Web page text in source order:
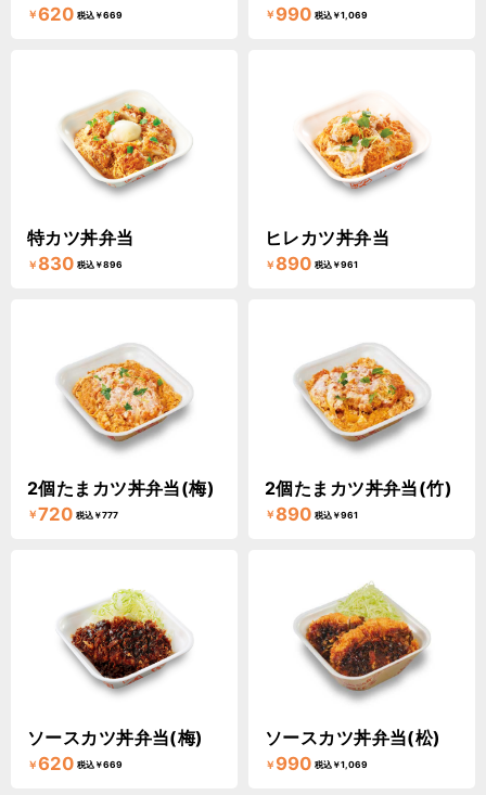
￥620 税込￥669 ￥ 990 税込￥1,069
特カツ丼弁当
￥830 税込￥896
ヒレカツ丼弁当
￥890 税込￥961
2個たまカツ丼弁当(梅)
￥720 税込￥777
2個たまカツ丼弁当(竹)
￥890 税込￥961
ソースカツ丼弁当(梅)
￥620 税込￥669
ソースカツ丼弁当(松)
￥ 990 税込￥1,069